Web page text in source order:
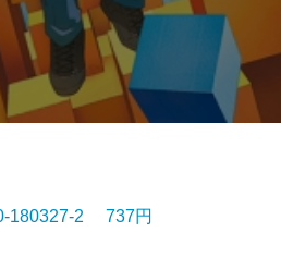
180327-2 737円